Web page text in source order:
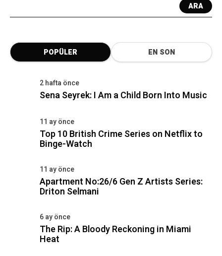
ARA
POPÜLER EN SON
2 hafta önce
Sena Seyrek: I Am a Child Born Into Music
11 ay önce
Top 10 British Crime Series on Netflix to
Binge-Watch
11 ay önce
Apartment No:26/6 Gen Z Artists Series:
Driton Selmani
6 ay önce
The Rip: A Bloody Reckoning in Miami
Heat